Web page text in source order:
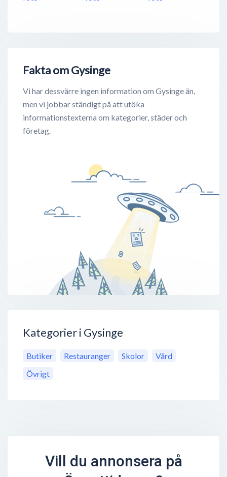
Fakta om Gysinge
Vi har dessvärre ingen information om Gysinge än,
men vi jobbar ständigt på att utöka
informationstexterna om kategorier, städer och
företag.
Kategorier i Gysinge
Butiker Restauranger Skolor
Vård
Övrigt
Vill du annonsera på